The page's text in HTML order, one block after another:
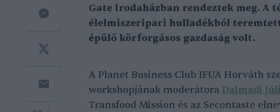
Gate Irodaházban rendeztek meg. A
élelmiszeripari hulladékból
épülő körforgásos gazdaság volt.
A Planet Business Club IFUA Horváth
workshopjának moderátora Dalmadi
Transfood Mission és az Secontaste